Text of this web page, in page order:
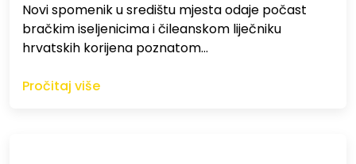
Novi spomenik u središtu mjesta odaje počast
bračkim iseljenicima i čileanskom liječniku
hrvatskih korijena poznatom…
Pročitaj više